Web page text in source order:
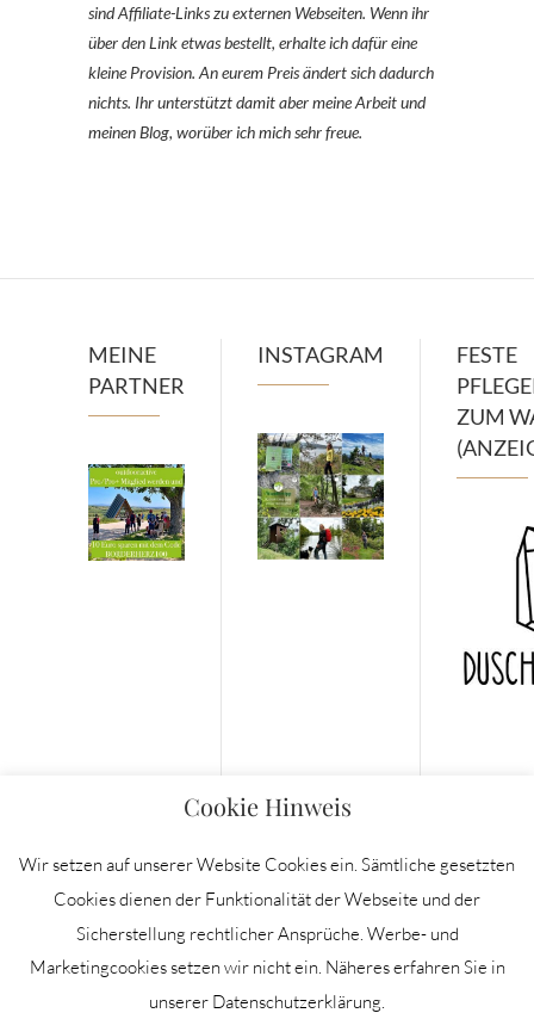
sind Affiliate-Links zu externen Webseiten. Wenn ihr
über den Link etwas bestellt, erhalte ich dafür eine
kleine Provision. An eurem Preis ändert sich dadurch
nichts. Ihr unterstützt damit aber meine Arbeit und
meinen Blog, worüber ich mich sehr freue.
MEINE
PARTNER
INSTAGRAM
FESTE
ZUM
IMPRESSUM
DATENSCHUTZERKLÄRUNG
Cookie Hinweis
Wir setzen auf unserer Website Cookies ein. Sämtliche gesetzten
Cookies dienen der Funktionalität der Webseite und der
Sicherstellung rechtlicher Ansprüche. Werbe- und
Marketingcookies setzen wir nicht ein. Näheres erfahren Sie in
unserer Datenschutzerklärung.